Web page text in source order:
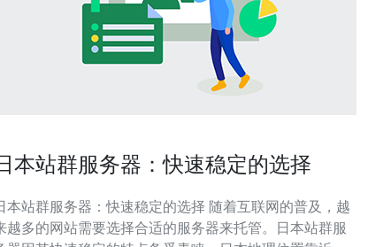
本站群服务器：快速稳定的选择
本站群服务器：快速稳定的选择 随着互联网的普及，越
越多的网站需要选择合适的服务器来托管。日本站群服